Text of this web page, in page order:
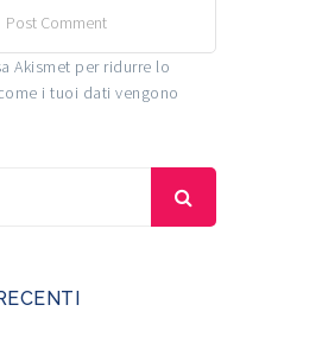
Akismet per ridurre lo
i tuoi dati vengono